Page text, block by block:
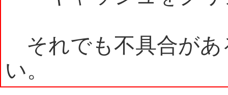
それでも不具合があ
い。